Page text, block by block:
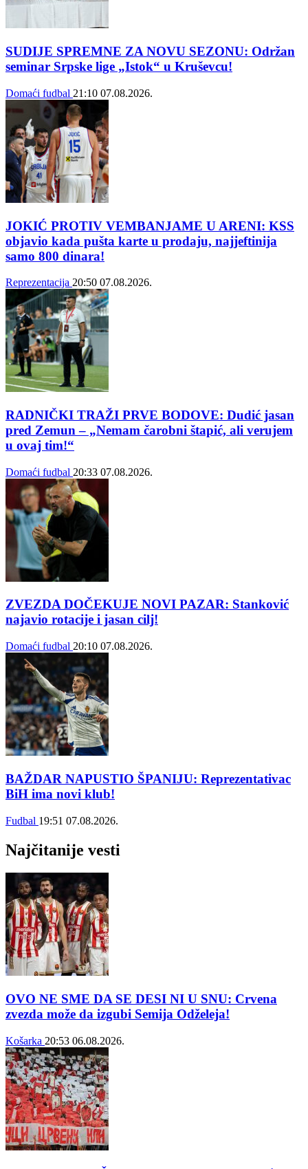
SUDIJE SPREMNE ZA NOVU SEZONU: Održan
seminar Srpske lige „Istok“ u Kruševcu!
Domaći fudbal 21:10 07.08.2026.
JOKIĆ PROTIV VEMBANJAME U ARENI: KSS
objavio kada pušta karte u prodaju, najjeftinija
samo 800 dinara!
Reprezentacija 20:50 07.08.2026.
RADNIČKI TRAŽI PRVE BODOVE: Dudić jasan
pred Zemun – „Nemam čarobni štapić, ali verujem
u ovaj tim!“
Domaći fudbal 20:33 07.08.2026.
ZVEZDA DOČEKUJE NOVI PAZAR: Stanković
najavio rotacije i jasan cilj!
Domaći fudbal 20:10 07.08.2026.
BAŽDAR NAPUSTIO ŠPANIJU: Reprezentativac
BiH ima novi klub!
Fudbal 19:51 07.08.2026.
Najčitanije vesti
OVO NE SME DA SE DESI NI U SNU: Crvena
zvezda može da izgubi Semija Odželeja!
Košarka 20:53 06.08.2026.